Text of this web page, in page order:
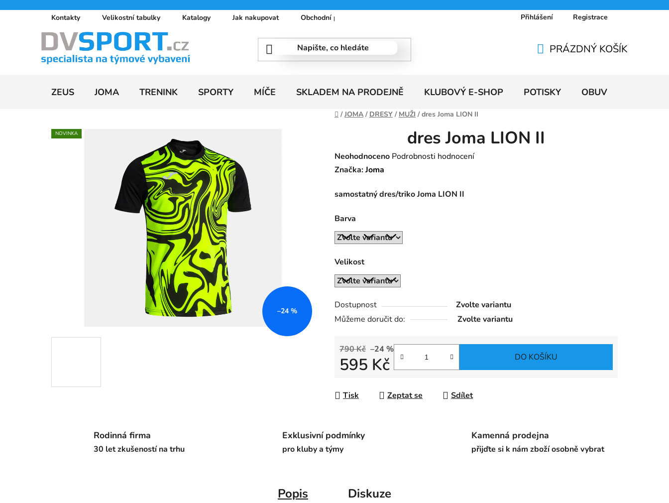
Kontakty Velikostní tabulky Katalogy Jak nakupovat Obchodní podmínky Doprava a platby Ceníky
Přihlášení Registrace
KOŠÍK
PRÁZDNÝ KOŠÍK
ZEUS JOMA TRENINK SPORTY MÍČE SKLADEM NA PRODEJNĚ KLUBOVÝ E-SHOP POTISKY OBUV
Domů
/ JOMA / DRESY / MUŽI / dres Joma LION II
dres Joma LION II
Průměrné
hodnocení
je
z
5
Neohodnoceno Podrobnosti hodnocení
Značka:Joma
samostatný dres/triko Joma LION II
Barva
Velikost
Dostupnost
Zvolte variantu
Můžeme doručit do:
Zvolte variantu
790 Kč –24 %
595 Kč DO KOŠÍKU
Tisk Zeptat se Sdílet
NOVINKA
–24 %
Rodinná firma
30 let zkušeností na trhu
Exklusivní podmínky
pro kluby a týmy
Kamenná prodejna
přijďte si k nám zboží osobně vybrat
Popis Diskuze